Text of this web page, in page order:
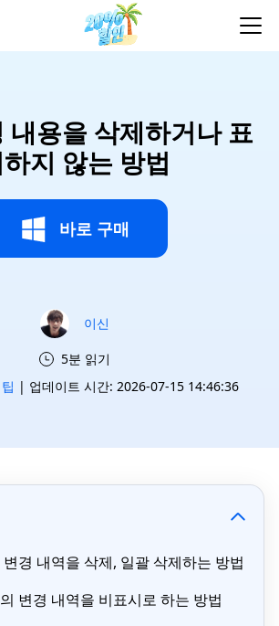
내용을 삭제하거나 표
지 않는 방법
바로 구매
이신
5분 읽기
| 업데이트 시간: 2026-07-15 14:46:36
경 내역을 삭제, 일괄 삭제하는 방법
변경 내역을 비표시로 하는 방법